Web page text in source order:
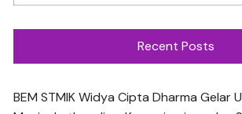
Recent Posts
BEM STMIK Widya Cipta Dharma Gelar